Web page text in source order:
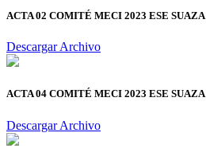
ACTA 02 COMITÉ MECI 2023 ESE SUAZA
Descargar Archivo
ACTA 04 COMITÉ MECI 2023 ESE SUAZA
Descargar Archivo